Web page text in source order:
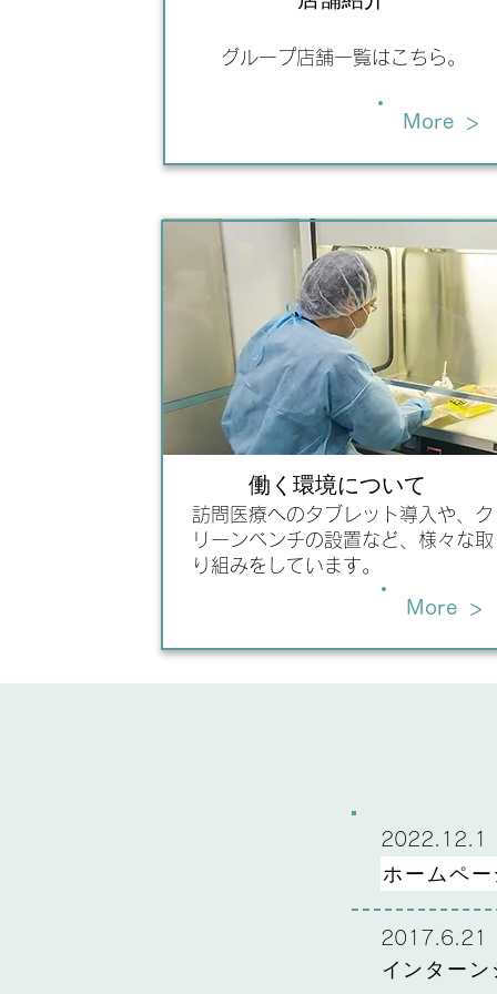
グループ店舗一覧はこちら。
More >
働く環境について
訪問医療へのタブレット導入や、ク
リーンベンチの設置など、様々な取
り組みをしています。
More >
2022.12.1
ホームペ
2017.6.21
インター